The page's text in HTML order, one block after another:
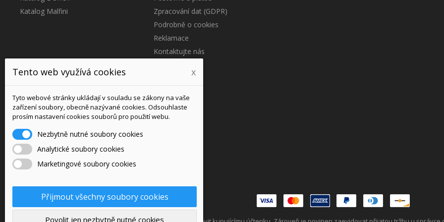
Katalog Malfini
Zpracování dat (GDPR)
Podrobně o cookies
Reklamace
Kontaktujte nás
Účet
Přihlášení
Můj účet
Reklamace / Vrácení zboží
Tento web využívá cookies x
Tyto webové stránky ukládají v souladu se zákony na vaše
zařízení soubory, obecně nazývané cookies. Odsouhlaste
prosím nastavení cookies souborů pro použití webu.
Nezbytně nutné soubory cookies
Analytické soubory cookies
Marketingové soubory cookies
Přijmout všechny soubory cookies
Povolit jen nezbytně nutné cookies